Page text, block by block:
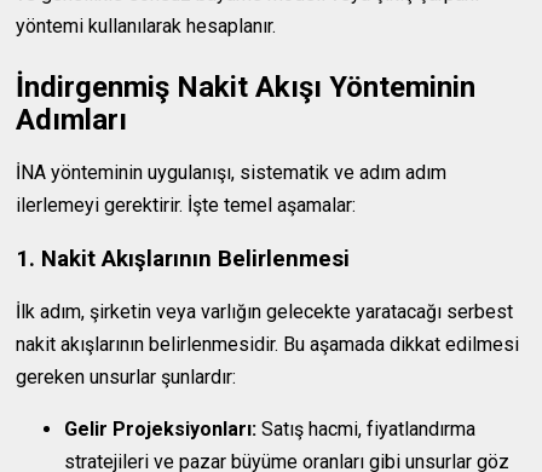
yöntemi kullanılarak hesaplanır.
İndirgenmiş Nakit Akışı Yönteminin
Adımları
İNA yönteminin uygulanışı, sistematik ve adım adım
ilerlemeyi gerektirir. İşte temel aşamalar:
1. Nakit Akışlarının Belirlenmesi
İlk adım, şirketin veya varlığın gelecekte yaratacağı serbest
nakit akışlarının belirlenmesidir. Bu aşamada dikkat edilmesi
gereken unsurlar şunlardır:
Gelir Projeksiyonları: Satış hacmi, fiyatlandırma
stratejileri ve pazar büyüme oranları gibi unsurlar göz